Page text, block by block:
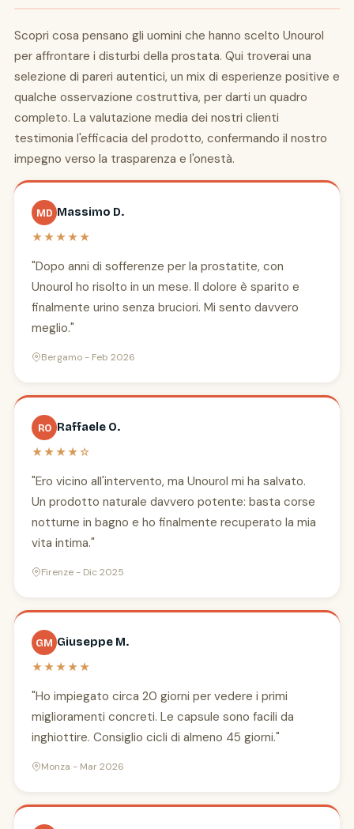
Scopri cosa pensano gli uomini che hanno scelto Unourol
per affrontare i disturbi della prostata. Qui troverai una
selezione di pareri autentici, un mix di esperienze positive e
qualche osservazione costruttiva, per darti un quadro
completo. La valutazione media dei nostri clienti
testimonia l'efficacia del prodotto, confermando il nostro
impegno verso la trasparenza e l'onestà.
MD Massimo D.
★★★★★
"Dopo anni di sofferenze per la prostatite, con
Unourol ho risolto in un mese. Il dolore è sparito e
finalmente urino senza bruciori. Mi sento davvero
meglio."
Bergamo - Feb 2026
RO Raffaele O.
★★★★☆
"Ero vicino all'intervento, ma Unourol mi ha salvato.
Un prodotto naturale davvero potente: basta corse
notturne in bagno e ho finalmente recuperato la mia
vita intima."
Firenze - Dic 2025
GM Giuseppe M.
★★★★★
"Ho impiegato circa 20 giorni per vedere i primi
miglioramenti concreti. Le capsule sono facili da
inghiottire. Consiglio cicli di almeno 45 giorni."
Monza - Mar 2026